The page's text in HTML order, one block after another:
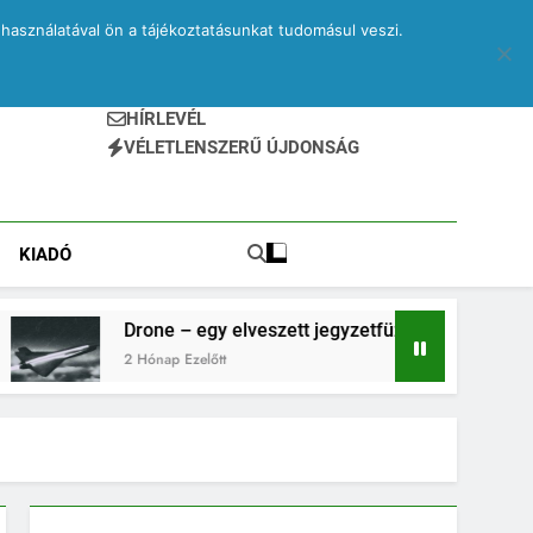
HÍRLEVÉL
VÉLETLENSZERŰ ÚJDONSÁG
KIADÓ
Drone – egy elveszett jegyzetfüzet kitépett lapjai
2 Hónap Ezelőtt
ön a tájékoztatásunkat tudomásul veszi.